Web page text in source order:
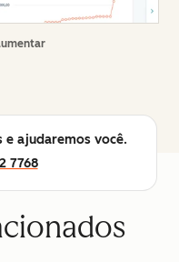
e ajudaremos você.
7768